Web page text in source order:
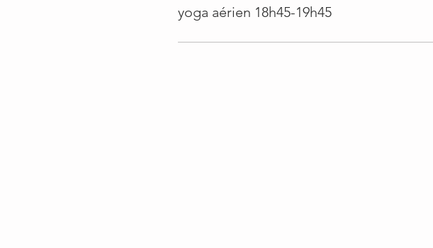
yoga aérien 18h45-19h45